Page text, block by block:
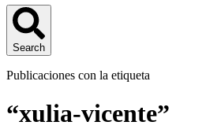
Search
Publicaciones con la etiqueta
“xulia-vicente”